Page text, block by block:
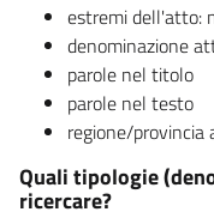
estremi dell'atto:
denominazione
parole nel titolo
parole nel testo
regione/provincia
Quali tipologie
ricercare?